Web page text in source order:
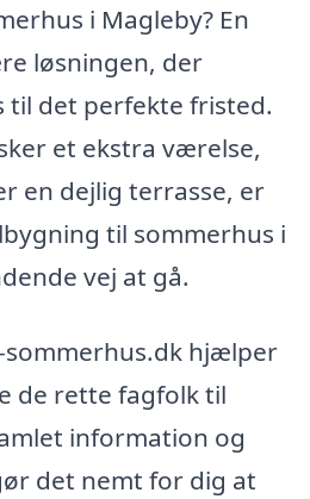
i Magleby? En
løsningen, der
til det perfekte fristed.
et ekstra værelse,
en dejlig terrasse, er
til sommerhus i
vej at gå.
hjælper
de rette fagfolk til
information og
det nemt for dig at